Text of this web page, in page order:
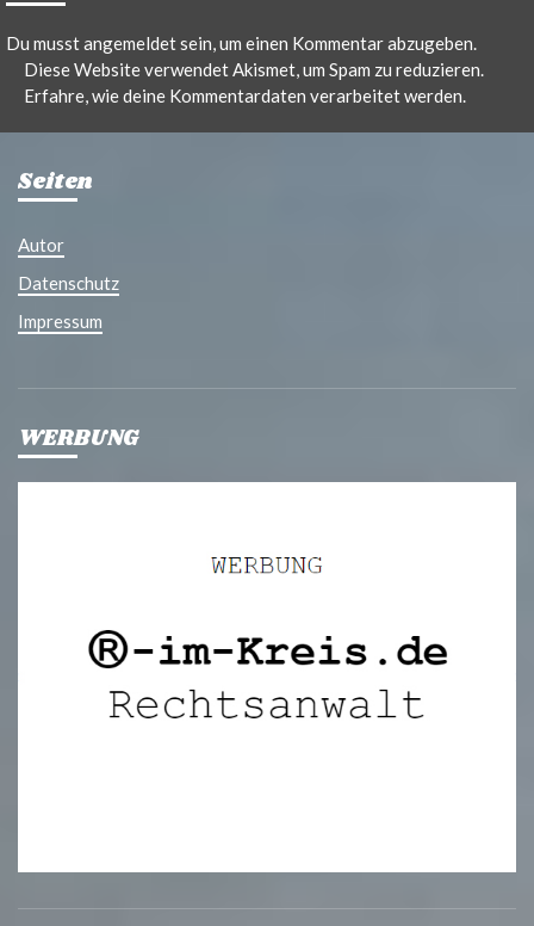
Du musstangemeldetsein, um einen Kommentar abzugeben.
Diese Website verwendet Akismet, um Spam zu reduzieren.
Erfahre, wie deine Kommentardaten verarbeitet werden.
Seiten
Autor
Datenschutz
Impressum
WERBUNG